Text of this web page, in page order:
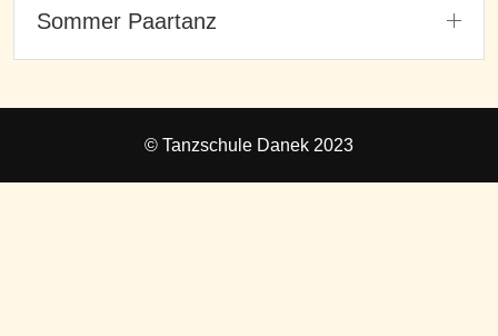
Sommer Paartanz
© Tanzschule Danek 2023